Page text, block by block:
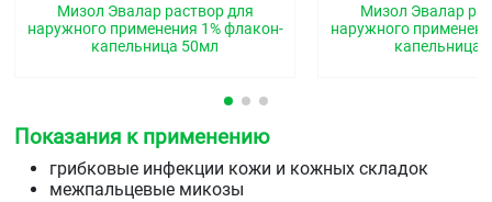
Мизол Эвалар раствор для
наружного применения 1% флакон-
капельница 50мл
Мизол Эвалар
наружного
капельница
Показания к применению
грибковые инфекции кожи и кожных складок
межпальцевые микозы